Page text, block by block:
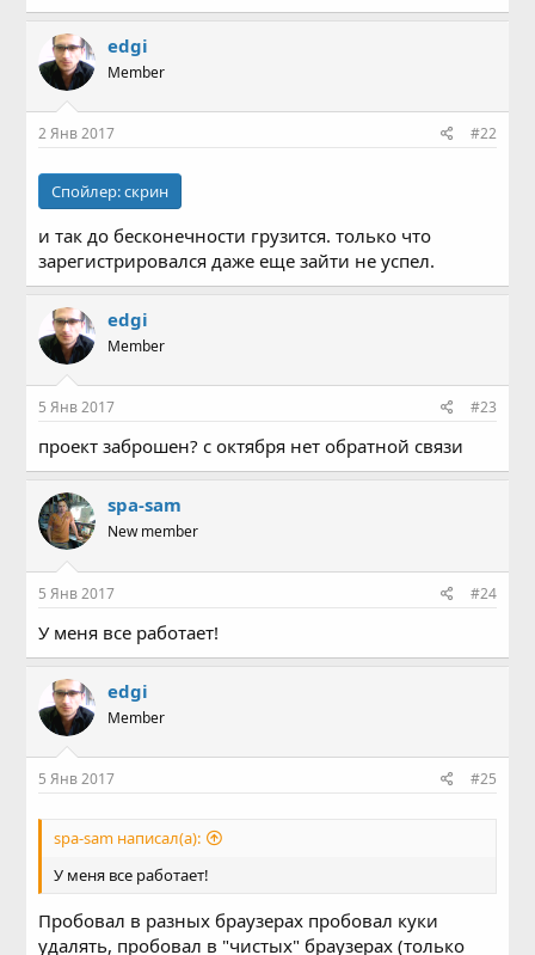
edgi
Member
2 Янв 2017 #22
Спойлер:скрин
и так до бесконечности грузится. только что
зарегистрировался даже еще зайти не успел.
edgi
Member
5 Янв 2017 #23
проект заброшен? с октября нет обратной связи
spa-sam
New member
5 Янв 2017 #24
У меня все работает!
edgi
Member
5 Янв 2017 #25
spa-sam написал(а):
У меня все работает!
Пробовал в разных браузерах пробовал куки
удалять, пробовал в "чистых" браузерах (только